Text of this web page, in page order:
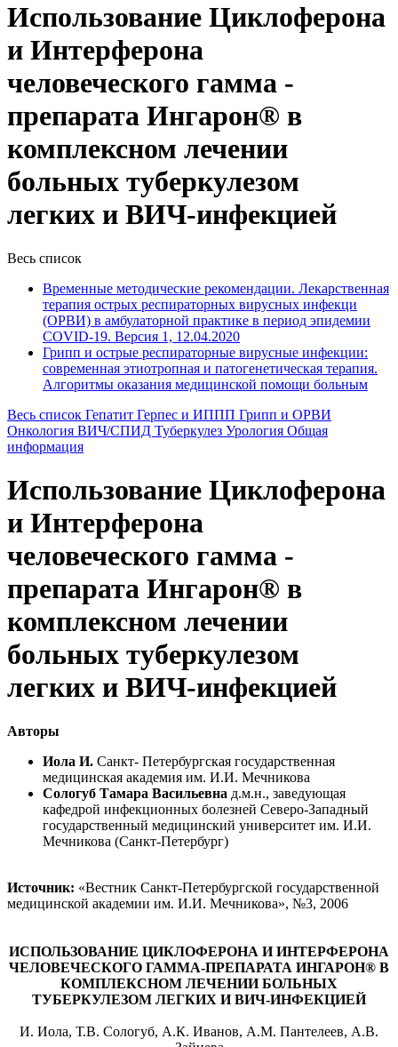
Использование Циклоферона
и Интерферона
человеческого гамма -
препарата Ингарон® в
комплексном лечении
больных туберкулезом
легких и ВИЧ-инфекцией
Весь список
Временные методические рекомендации. Лекарственная
терапия острых респираторных вирусных инфекци
(ОРВИ) в амбулаторной практике в период эпидемии
COVID-19. Версия 1, 12.04.2020
Грипп и острые респираторные вирусные инфекции:
современная этиотропная и патогенетическая терапия.
Алгоритмы оказания медицинской помощи больным
Весь список Гепатит Герпес и ИППП Грипп и ОРВИ
Онкология ВИЧ/СПИД Туберкулез Урология Общая
информация
Использование Циклоферона
и Интерферона
человеческого гамма -
препарата Ингарон® в
комплексном лечении
больных туберкулезом
легких и ВИЧ-инфекцией
Авторы
Иола И. Санкт- Петербургская государственная
медицинская академия им. И.И. Мечникова
Сологуб Тамара Васильевна д.м.н., заведующая
кафедрой инфекционных болезней Северо-Западный
государственный медицинский университет им. И.И.
Мечникова (Санкт-Петербург)
Источник: «Вестник Санкт-Петербургской государственной
медицинской академии им. И.И. Мечникова», №3, 2006
ИСПОЛЬЗОВАНИЕ ЦИКЛОФЕРОНА И ИНТЕРФЕРОНА
ЧЕЛОВЕЧЕСКОГО ГАММА-ПРЕПАРАТА ИНГАРОН® В
КОМПЛЕКСНОМ ЛЕЧЕНИИ БОЛЬНЫХ
ТУБЕРКУЛЕЗОМ ЛЕГКИХ И ВИЧ-ИНФЕКЦИЕЙ
И. Иола, Т.В. Сологуб, А.К. Иванов, А.М. Пантелеев, А.В.